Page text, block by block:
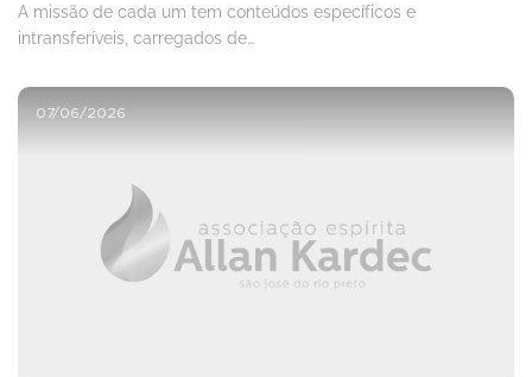
A missão de cada um tem conteúdos específicos e
intransferíveis, carregados de…
07/06/2026